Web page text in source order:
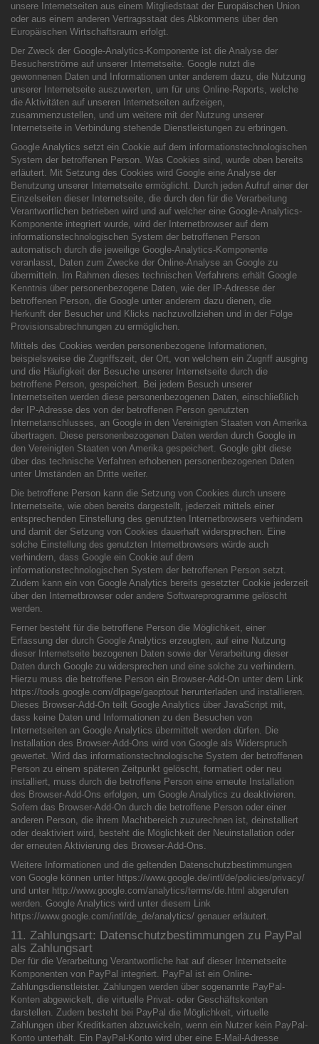
unsere Internetseiten aus einem Mitgliedstaat der Europäischen Union
oder aus einem anderen Vertragsstaat des Abkommens über den
Europäischen Wirtschaftsraum erfolgt.
Der Zweck der Google-Analytics-Komponente ist die Analyse der
Besucherströme auf unserer Internetseite. Google nutzt die
gewonnenen Daten und Informationen unter anderem dazu, die Nutzung
unserer Internetseite auszuwerten, um für uns Online-Reports, welche
die Aktivitäten auf unseren Internetseiten aufzeigen,
zusammenzustellen, und um weitere mit der Nutzung unserer
Internetseite in Verbindung stehende Dienstleistungen zu erbringen.
Google Analytics setzt ein Cookie auf dem informationstechnologischen
System der betroffenen Person. Was Cookies sind, wurde oben bereits
erläutert. Mit Setzung des Cookies wird Google eine Analyse der
Benutzung unserer Internetseite ermöglicht. Durch jeden Aufruf einer der
Einzelseiten dieser Internetseite, die durch den für die Verarbeitung
Verantwortlichen betrieben wird und auf welcher eine Google-Analytics-
Komponente integriert wurde, wird der Internetbrowser auf dem
informationstechnologischen System der betroffenen Person
automatisch durch die jeweilige Google-Analytics-Komponente
veranlasst, Daten zum Zwecke der Online-Analyse an Google zu
übermitteln. Im Rahmen dieses technischen Verfahrens erhält Google
Kenntnis über personenbezogene Daten, wie der IP-Adresse der
betroffenen Person, die Google unter anderem dazu dienen, die
Herkunft der Besucher und Klicks nachzuvollziehen und in der Folge
Provisionsabrechnungen zu ermöglichen.
Mittels des Cookies werden personenbezogene Informationen,
beispielsweise die Zugriffszeit, der Ort, von welchem ein Zugriff ausging
und die Häufigkeit der Besuche unserer Internetseite durch die
betroffene Person, gespeichert. Bei jedem Besuch unserer
Internetseiten werden diese personenbezogenen Daten, einschließlich
der IP-Adresse des von der betroffenen Person genutzten
Internetanschlusses, an Google in den Vereinigten Staaten von Amerika
übertragen. Diese personenbezogenen Daten werden durch Google in
den Vereinigten Staaten von Amerika gespeichert. Google gibt diese
über das technische Verfahren erhobenen personenbezogenen Daten
unter Umständen an Dritte weiter.
Die betroffene Person kann die Setzung von Cookies durch unsere
Internetseite, wie oben bereits dargestellt, jederzeit mittels einer
entsprechenden Einstellung des genutzten Internetbrowsers verhindern
und damit der Setzung von Cookies dauerhaft widersprechen. Eine
solche Einstellung des genutzten Internetbrowsers würde auch
verhindern, dass Google ein Cookie auf dem
informationstechnologischen System der betroffenen Person setzt.
Zudem kann ein von Google Analytics bereits gesetzter Cookie jederzeit
über den Internetbrowser oder andere Softwareprogramme gelöscht
werden.
Ferner besteht für die betroffene Person die Möglichkeit, einer
Erfassung der durch Google Analytics erzeugten, auf eine Nutzung
dieser Internetseite bezogenen Daten sowie der Verarbeitung dieser
Daten durch Google zu widersprechen und eine solche zu verhindern.
Hierzu muss die betroffene Person ein Browser-Add-On unter dem Link
https://tools.google.com/dlpage/gaoptout herunterladen und installieren.
Dieses Browser-Add-On teilt Google Analytics über JavaScript mit,
dass keine Daten und Informationen zu den Besuchen von
Internetseiten an Google Analytics übermittelt werden dürfen. Die
Installation des Browser-Add-Ons wird von Google als Widerspruch
gewertet. Wird das informationstechnologische System der betroffenen
Person zu einem späteren Zeitpunkt gelöscht, formatiert oder neu
installiert, muss durch die betroffene Person eine erneute Installation
des Browser-Add-Ons erfolgen, um Google Analytics zu deaktivieren.
Sofern das Browser-Add-On durch die betroffene Person oder einer
anderen Person, die ihrem Machtbereich zuzurechnen ist, deinstalliert
oder deaktiviert wird, besteht die Möglichkeit der Neuinstallation oder
der erneuten Aktivierung des Browser-Add-Ons.
Weitere Informationen und die geltenden Datenschutzbestimmungen
von Google können unter https://www.google.de/intl/de/policies/privacy/
und unter http://www.google.com/analytics/terms/de.html abgerufen
werden. Google Analytics wird unter diesem Link
https://www.google.com/intl/de_de/analytics/ genauer erläutert.
11. Zahlungsart: Datenschutzbestimmungen zu PayPal
als Zahlungsart
Der für die Verarbeitung Verantwortliche hat auf dieser Internetseite
Komponenten von PayPal integriert. PayPal ist ein Online-
Zahlungsdienstleister. Zahlungen werden über sogenannte PayPal-
Konten abgewickelt, die virtuelle Privat- oder Geschäftskonten
darstellen. Zudem besteht bei PayPal die Möglichkeit, virtuelle
Zahlungen über Kreditkarten abzuwickeln, wenn ein Nutzer kein PayPal-
Konto unterhält. Ein PayPal-Konto wird über eine E-Mail-Adresse